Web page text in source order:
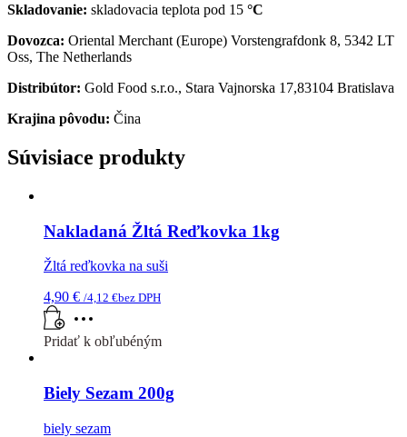
Skladovanie: skladovacia teplota pod 15 °C
Dovozca: Oriental Merchant (Europe) Vorstengrafdonk 8, 5342 LT
Oss, The Netherlands
Distribútor: Gold Food s.r.o., Stara Vajnorska 17,83104 Bratislava
Krajina pôvodu: Čina
Súvisiace produkty
Nakladaná Žltá Reďkovka 1kg
Žltá reďkovka na suši
4,90 € /4,12 €bez DPH
Pridať k obľubéným
Biely Sezam 200g
biely sezam